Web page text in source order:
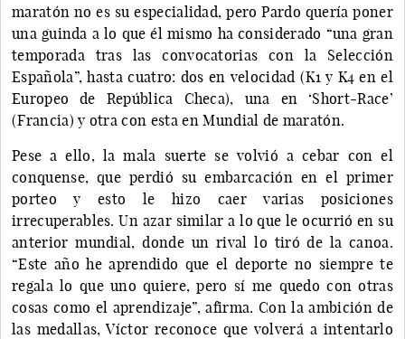
maratón no es su especialidad, pero Pardo quería poner
una guinda a lo que él mismo ha considerado “una gran
temporada tras las convocatorias con la Selección
Española”, hasta cuatro: dos en velocidad (K1 y K4 en el
Europeo de República Checa), una en ‘Short-Race’
(Francia) y otra con esta en Mundial de maratón.
Pese a ello, la mala suerte se volvió a cebar con el
conquense, que perdió su embarcación en el primer
porteo y esto le hizo caer varias posiciones
irrecuperables. Un azar similar a lo que le ocurrió en su
anterior mundial, donde un rival lo tiró de la canoa.
“Este año he aprendido que el deporte no siempre te
regala lo que uno quiere, pero sí me quedo con otras
cosas como el aprendizaje”, afirma. Con la ambición de
las medallas, Víctor reconoce que volverá a intentarlo